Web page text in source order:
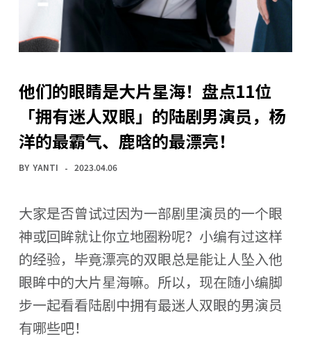
他们的眼睛是大片星海！盘点11位
「拥有迷人双眼」的陆剧男演员，杨
洋的最霸气、鹿晗的最漂亮！
BY YANTI 2023.04.06
大家是否曾试过因为一部剧里演员的一个眼
神或回眸就让你立地圈粉呢？小编有过这样
的经验，毕竟漂亮的双眼总是能让人坠入他
眼眸中的大片星海嘛。所以，现在随小编脚
步一起看看陆剧中拥有最迷人双眼的男演员
有哪些吧！